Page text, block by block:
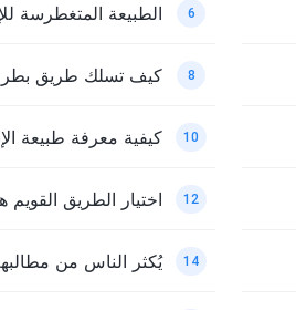
6 الطبيعة المتغطرسة
8 كيف تسلك طريق
10 كيفية معرفة طبيعة
12 اختيار الطريق القويم
14 يُكثر الناس من